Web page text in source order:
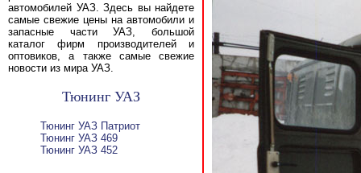
автомобилей УАЗ. Здесь вы найдете
самые свежие цены на автомобили и
запасные части УАЗ, большой
каталог фирм производителей и
оптовиков, а также самые свежие
новости из мира УАЗ.
Тюнинг УАЗ
Тюнинг УАЗ Патриот
Тюнинг УАЗ 469
Тюнинг УАЗ 452